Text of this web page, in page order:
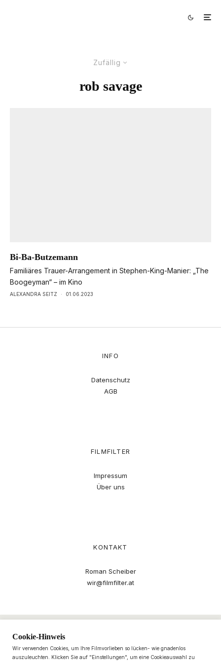
Zufällig
rob savage
Bi-Ba-Butzemann
Familiäres Trauer-Arrangement in Stephen-King-Manier: „The
Boogeyman“ – im Kino
ALEXANDRA SEITZ · 01.06.2023
INFO
Datenschutz
AGB
FILMFILTER
Impressum
Über uns
KONTAKT
Roman Scheiber
wir@filmfilter.at
Cookie-Hinweis
Wir verwenden Cookies, um Ihre Filmvorlieben so lücken- wie gnadenlos
auszuleuchten. Klicken Sie auf "Einstellungen", um eine Cookieauswahl zu